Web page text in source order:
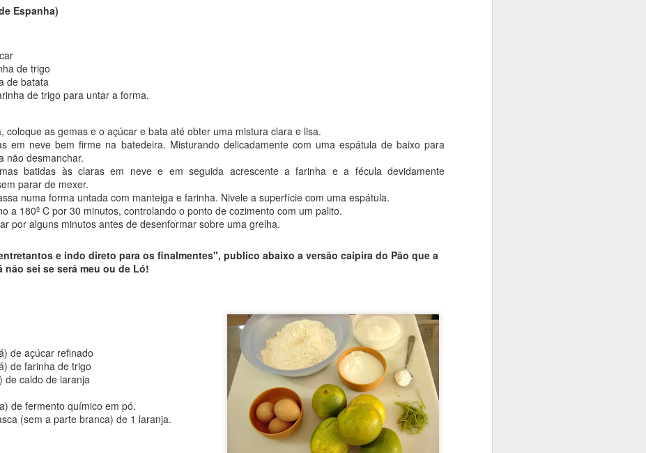
Espanha)
de trigo
de batata
de trigo para untar a forma.
coloque as gemas e o açúcar e bata até obter uma mistura clara e lisa.
em neve bem firme na batedeira. Misturando delicadamente com uma espátula de baixo para
não desmanchar.
batidas às claras em neve e em seguida acrescente a farinha e a fécula devidamente
parar de mexer.
numa forma untada com manteiga e farinha. Nivele a superfície com uma espátula.
a 180º C por 30 minutos, controlando o ponto de cozimento com um palito.
por alguns minutos antes de desenformar sobre uma grelha.
e indo direto para os finalmentes", publico abaixo a versão caipira do Pão que a
não sei se será meu ou de Ló!
de açúcar refinado
de farinha de trigo
de caldo de laranja
de fermento químico em pó.
(sem a parte branca) de 1 laranja.
Marbene de Araújo Bueno
Adicionar um comentário